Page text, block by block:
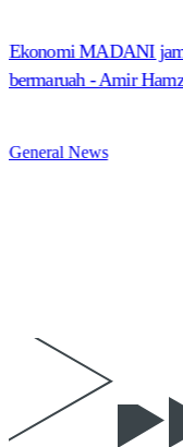
Ekonomi MADANI
bermaruah - Amir
General News